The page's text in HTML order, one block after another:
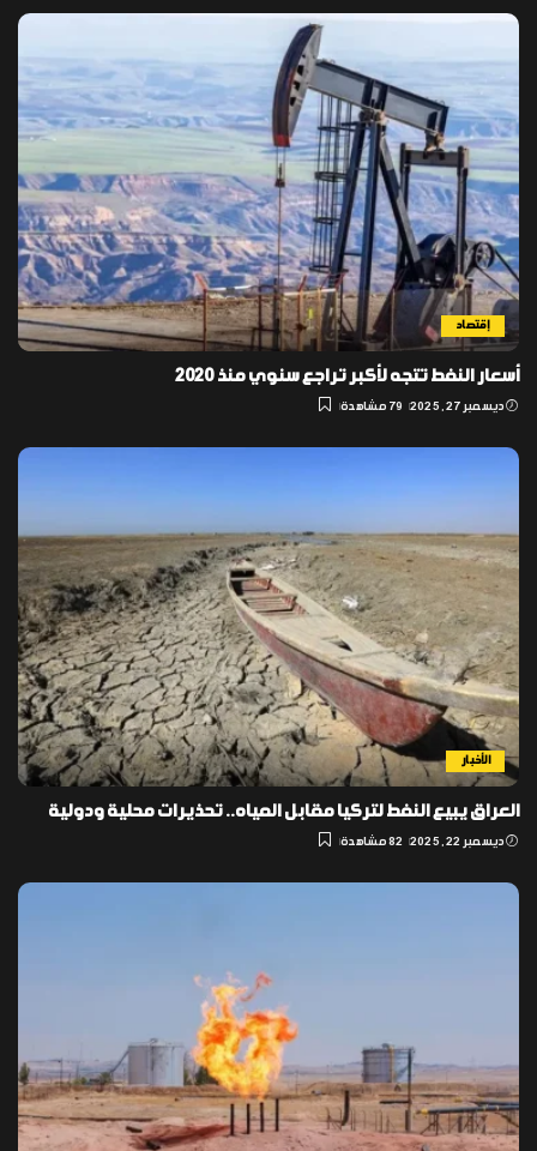
إقتصاد
أسعار النفط تتجه لأكبر تراجع سنوي منذ 2020
ديسمبر 27, 2025 79 مشاهدة
الأخبار
العراق يبيع النفط لتركيا مقابل المياه.. تحذيرات محلية ودولية
ديسمبر 22, 2025 82 مشاهدة